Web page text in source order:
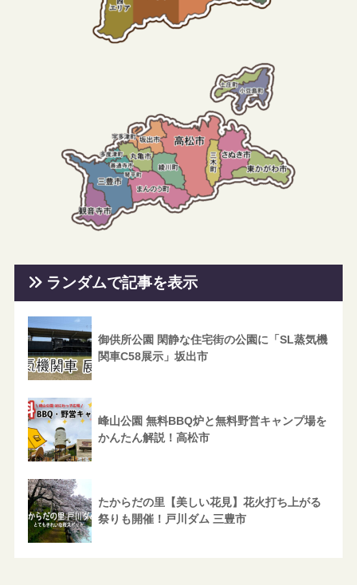
ランダムで記事を表示
御供所公園 閑静な住宅街の公園に「SL蒸気機
関車C58展示」坂出市
峰山公園 無料BBQ炉と無料野営キャンプ場を
かんたん解説！高松市
たからだの里【美しい花見】花火打ち上がる
祭りも開催！戸川ダム 三豊市